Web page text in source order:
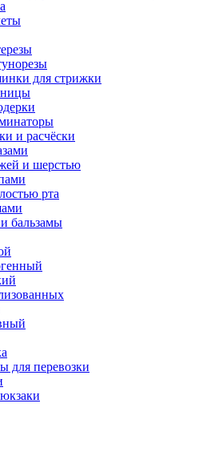
для стрижки
и расчёски
и шерстью
рта
бальзамы
для перевозки